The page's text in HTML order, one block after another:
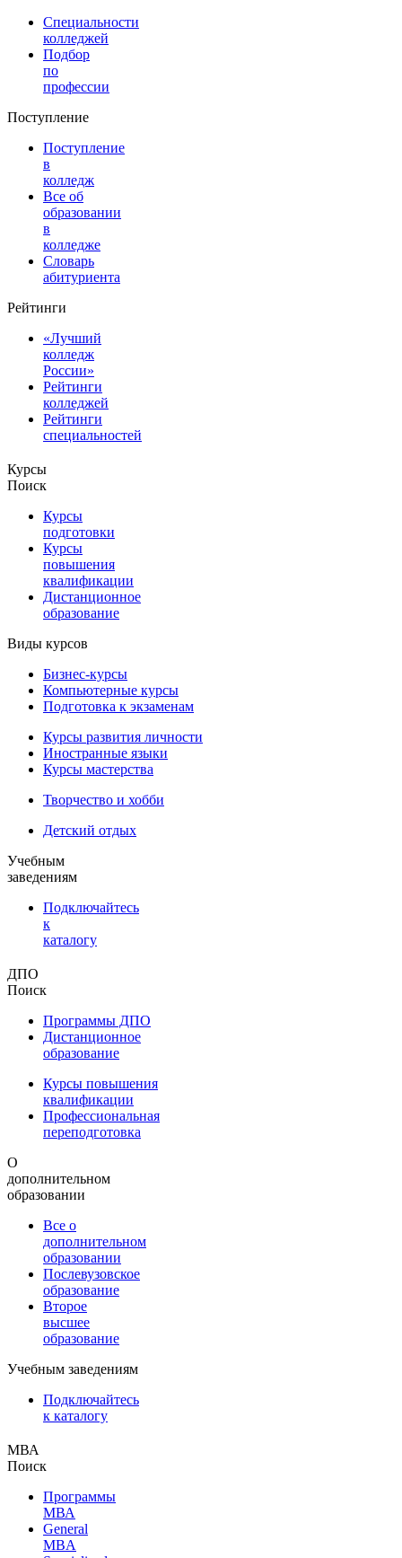
Специальности
колледжей
Подбор
по
профессии
Поступление
Поступление
в
колледж
Все об
образовании
в
колледже
Словарь
абитуриента
Рейтинги
«Лучший
колледж
России»
Рейтинги
колледжей
Рейтинги
специальностей
Курсы
Поиск
Курсы
подготовки
Курсы
повышения
квалификации
Дистанционное
образование
Виды курсов
Бизнес-курсы
Компьютерные курсы
Подготовка к экзаменам
Курсы развития личности
Иностранные языки
Курсы мастерства
Творчество и хобби
Детский отдых
Учебным
заведениям
Подключайтесь
к
каталогу
ДПО
Поиск
Программы ДПО
Дистанционное
образование
Курсы повышения
квалификации
Профессиональная
переподготовка
О
дополнительном
образовании
Все о
дополнительном
образовании
Послевузовское
образование
Второе
высшее
образование
Учебным заведениям
Подключайтесь
к каталогу
МВА
Поиск
Программы
МВА
General
MBA